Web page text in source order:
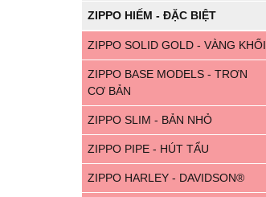
ZIPPO HIẾM - ĐẶC BIỆT
ZIPPO SOLID GOLD - VÀNG KHỐI
ZIPPO BASE MODELS - TRƠN
CƠ BẢN
ZIPPO SLIM - BẢN NHỎ
ZIPPO PIPE - HÚT TẨU
ZIPPO HARLEY - DAVIDSON®